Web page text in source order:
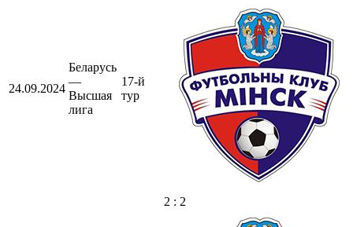
24.09.2024
Беларусь
—
Высшая
лига
17-й
тур
2 : 2